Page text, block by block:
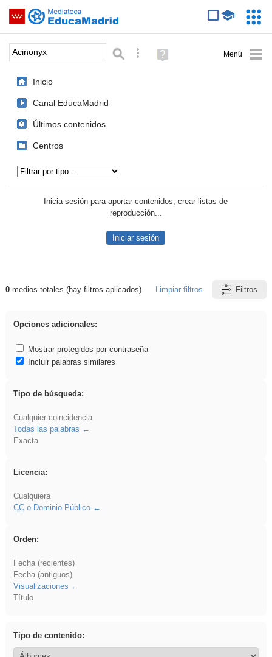
Saltar navegación
Palabra o frase: Búsqueda avanzada
Ayuda
(en
Inicio
Canal EducaMadrid
Últimos contenidos
Centros
Inicia sesión para aportar contenidos, crear listas de
reproducción...
Iniciar sesión
Resultados de: Acinonyx
0medios totales (hay filtros aplicados) Limpiar filtros Filtros
Opciones adicionales:
Mostrar protegidos por contraseña
Incluir palabras similares
Tipo de búsqueda:
Cualquier coincidencia
Todas las palabras
Exacta
Licencia:
Cualquiera
CCo Dominio Público
Orden:
Fecha (recientes)
Fecha (antiguos)
Visualizaciones
Título
Tipo de contenido: